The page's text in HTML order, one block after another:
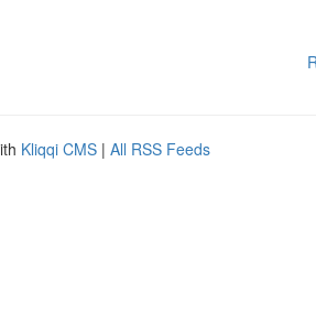
Kliqqi CMS | All RSS Feeds